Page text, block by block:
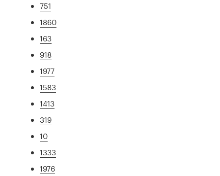
751
1860
163
918
1977
1583
1413
319
10
1333
1976